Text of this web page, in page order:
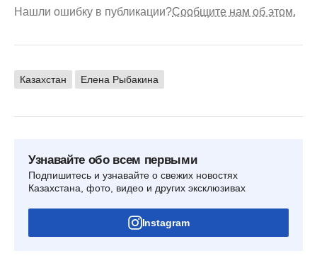
Нашли ошибку в публикации?Сообщите нам об этом.
Казахстан Елена Рыбакина
Узнавайте обо всем первыми
Подпишитесь и узнавайте о свежих новостях
Казахстана, фото, видео и других эксклюзивах
Instagram